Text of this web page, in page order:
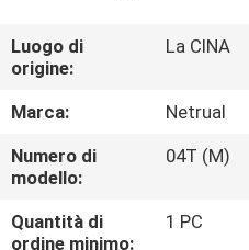
CIRCA
NOI
GIRO
DELLA
Luogo di
origine:
La CINA
Marca:
Netrual
Numero di
modello:
04T (M)
Quantità di
ordine minimo:
1 PC